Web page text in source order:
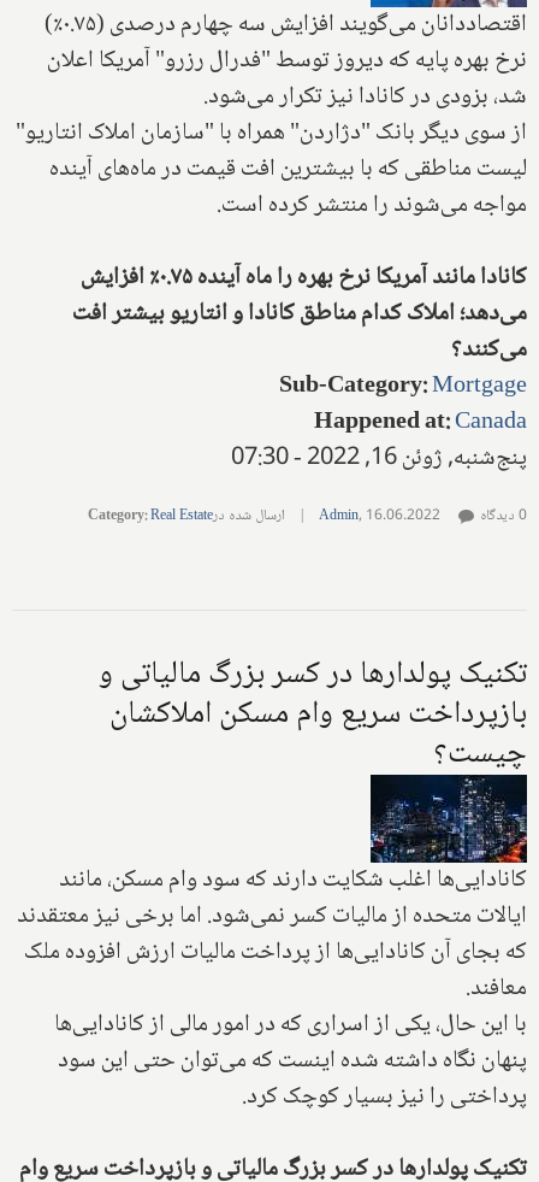
اقتصاددانان می‌گویند افزایش سه چهارم درصدی (۰.۷۵٪)
نرخ بهره پایه که دیروز توسط "فدرال رزرو" آمریکا اعلان
شد، بزودی در کانادا نیز تکرار می‌شود.
از سوی دیگر بانک "دژاردن" همراه با "سازمان املاک انتاریو"
لیست مناطقی که با بیشترین افت قیمت در ماه‌های آینده
مواجه می‌شوند را منتشر کرده است.
کانادا مانند آمریکا نرخ بهره را ماه آینده ۰.۷۵٪ افزایش
می‌دهد؛ املاک کدام مناطق کانادا و انتاریو بیشتر افت
می‌کنند؟
Sub-Category:Mortgage
Happened at:Canada
پنج‌شنبه, ژوئن 16, 2022 - 07:30
Admin, 16.06.2022
| ارسال شده در Category:Real Estate 0 دیدگاه
تکنیک پولدارها در کسر بزرگ مالیاتی و
بازپرداخت سریع وام مسکن املاکشان
چیست؟
کانادایی‌ها اغلب شکایت دارند که سود وام مسکن، مانند
ایالات متحده از مالیات کسر نمی‌شود. اما برخی نیز معتقدند
که بجای آن کانادایی‌ها از پرداخت مالیات ارزش افزوده ملک
معافند.
با این حال، یکی از اسراری که در امور مالی از کانادایی‌ها
پنهان نگاه داشته شده اینست که می‌توان حتی این سود
پرداختی را نیز بسیار کوچک کرد.
تکنیک پولدارها در کسر بزرگ مالیاتی و بازپرداخت سریع وام